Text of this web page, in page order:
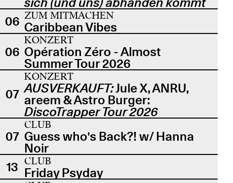
06 ZUM MITMACHEN
Caribbean Vibes
06
KONZERT
Opération Zéro - Almost
Summer Tour 2026
07
KONZERT
AUSVERKAUFT:Jule X, ANRU,
areem & Astro Burger:
DiscoTrapper Tour 2026
07
CLUB
Guess who's Back?! w/ Hanna
Noir
13 CLUB
Friday Psyday